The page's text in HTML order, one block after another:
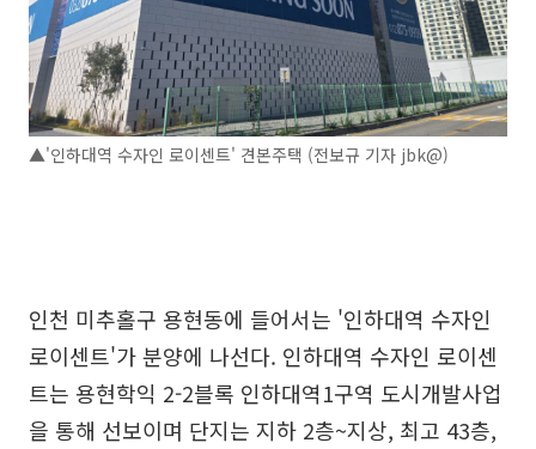
▲'인하대역 수자인 로이센트' 견본주택 (전보규 기자 jbk@)
인천 미추홀구 용현동에 들어서는 '인하대역 수자인
로이센트'가 분양에 나선다. 인하대역 수자인 로이센
트는 용현학익 2-2블록 인하대역1구역 도시개발사업
을 통해 선보이며 단지는 지하 2층~지상, 최고 43층,